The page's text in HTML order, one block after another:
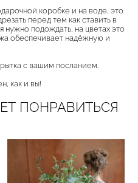
коробке и на воде, это
перед тем как ставить в
нужно подождать, на цветах это
обеспечивает надёжную и
с вашим посланием.
как и вы!
ПОНРАВИТЬСЯ